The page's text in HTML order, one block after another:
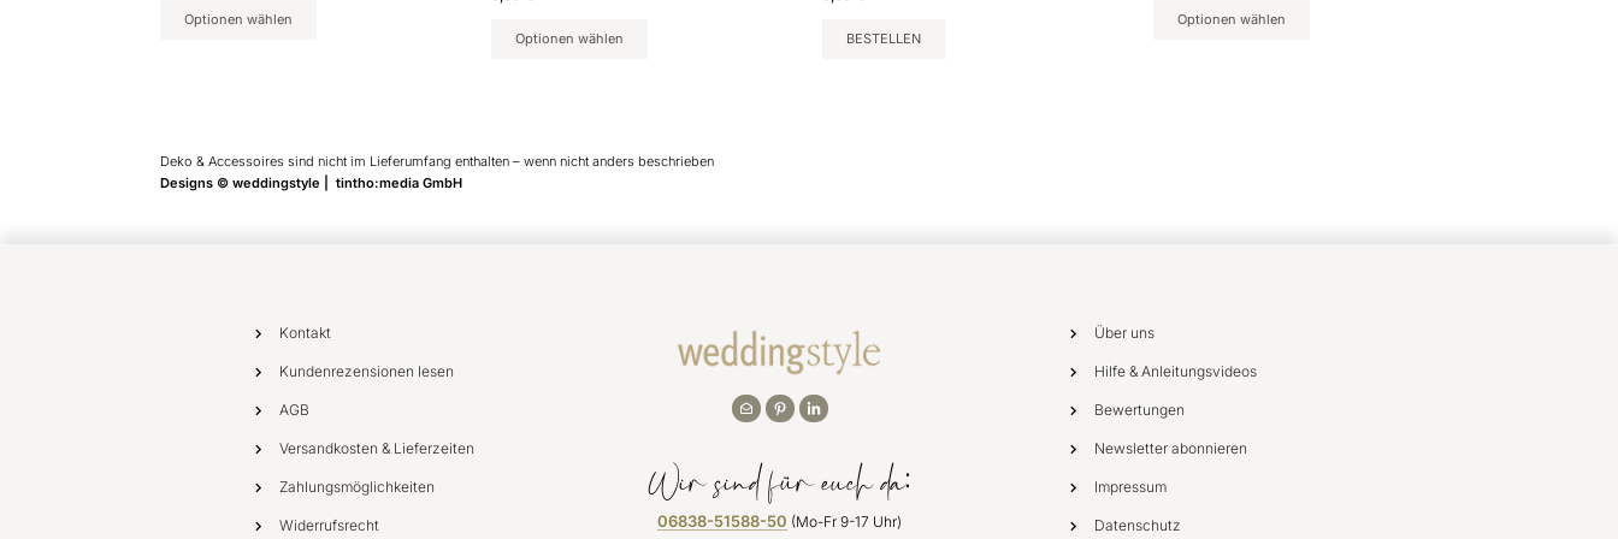
Optionen wählen
Optionen wählen BESTELLEN
Optionen wählen
Deko & Accessoires sind nicht im Lieferumfang enthalten – wenn nicht anders beschrieben
Designs © weddingstyle | tintho:media GmbH
Kontakt
Kundenrezensionen lesen
AGB
Versandkosten & Lieferzeiten
Zahlungsmöglichkeiten
Widerrufsrecht
Wir sind für euch da:
06838-51588-50 (Mo-Fr 9-17 Uhr)
Über uns
Hilfe & Anleitungsvideos
Bewertungen
Newsletter abonnieren
Impressum
Datenschutz